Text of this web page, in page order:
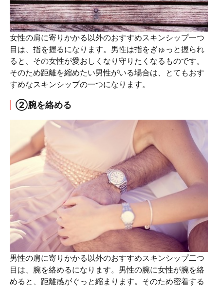
女性の肩に寄りかかる以外のおすすめスキンシップ一つ
目は、指を握るになります。男性は指をぎゅっと握られ
ると、その女性が愛おしくなり守りたくなるものです。
そのため距離を縮めたい男性がいる場合は、とてもおす
すめなスキンシップの一つになります。
②腕を絡める
男性の肩に寄りかかる以外のおすすめスキンシップ二つ
目は、腕を絡めるになります。男性の腕に女性が腕を絡
めると、距離感がぐっと縮まります。そのため密着する